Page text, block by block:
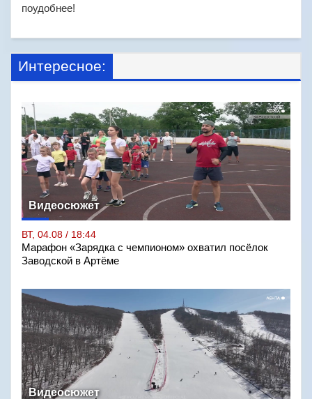
поудобнее!
Интересное:
Видеосюжет
ВТ, 04.08 / 18:44
Марафон «Зарядка с чемпионом» охватил посёлок
Заводской в Артёме
Видеосюжет